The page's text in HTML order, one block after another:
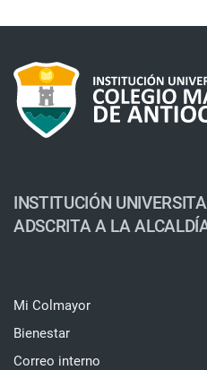
INSTITUCIÓN
ADSCRITA A LA
Mi Colmayor
Bienestar
Correo interno